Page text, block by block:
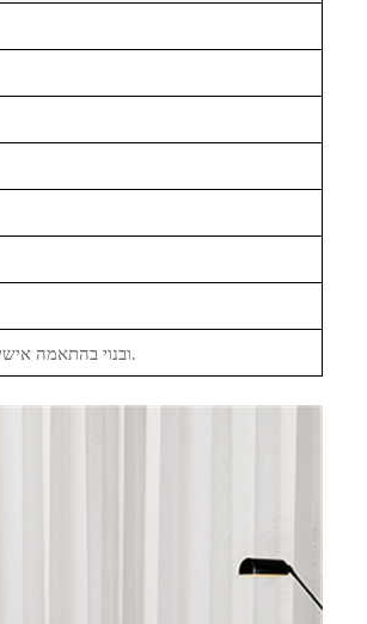
OEM ובנוי בהתאמה אישית ברוכים הבאים! אנחנו תמיד כאן כדי לעבוד איתך ולהציע שנה אחריות על המוצר.